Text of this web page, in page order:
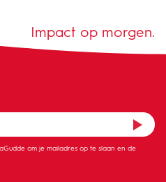
om je mailadres op te slaan en de
Impact op morgen.